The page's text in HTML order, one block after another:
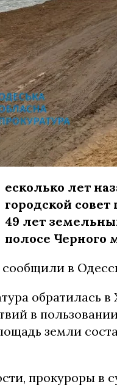
есколько лет
городской
49 лет
полосе Черного
в
обратилась
в
земли
прокуроры в